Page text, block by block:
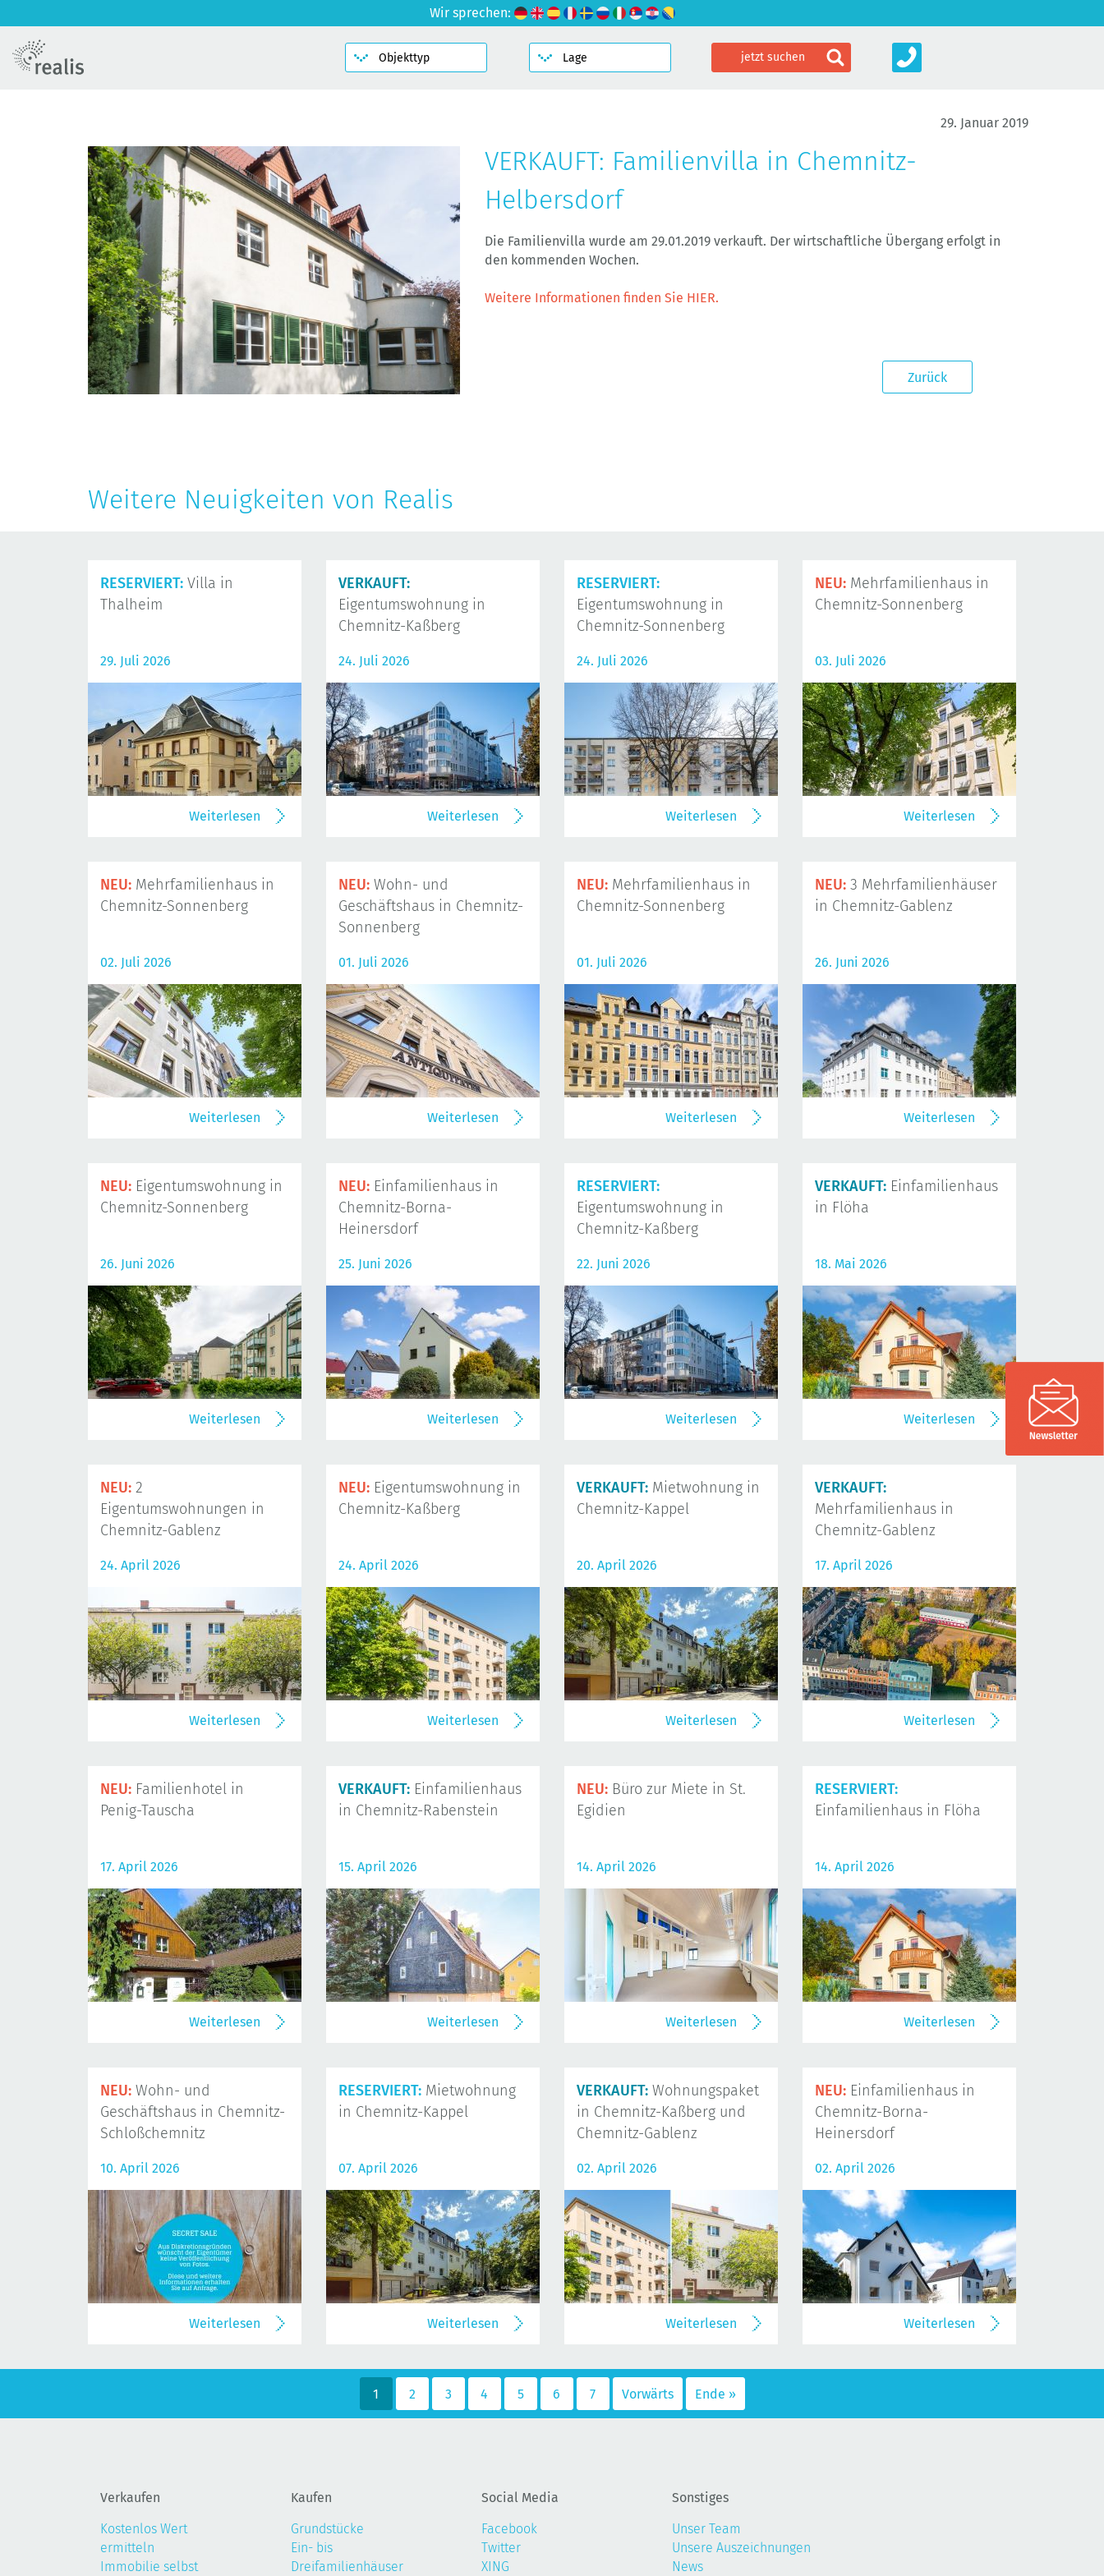
Wir sprechen:
29. Januar 2019
VERKAUFT: Familienvilla in Chemnitz-
Helbersdorf
Die Familienvilla wurde am 29.01.2019 verkauft. Der wirtschaftliche Übergang erfolgt in
den kommenden Wochen.
Weitere Informationen finden Sie HIER.
Zurück
Weitere Neuigkeiten von Realis
RESERVIERT: Villa in
Thalheim
29. Juli 2026
Weiterlesen
VERKAUFT:
Eigentumswohnung in
Chemnitz-Kaßberg
24. Juli 2026
Weiterlesen
RESERVIERT:
Eigentumswohnung in
Chemnitz-Sonnenberg
24. Juli 2026
Weiterlesen
NEU: Mehrfamilienhaus in
Chemnitz-Sonnenberg
03. Juli 2026
Weiterlesen
NEU: Mehrfamilienhaus in
Chemnitz-Sonnenberg
02. Juli 2026
Weiterlesen
NEU: Wohn- und
Geschäftshaus in Chemnitz-
Sonnenberg
01. Juli 2026
Weiterlesen
NEU: Mehrfamilienhaus in
Chemnitz-Sonnenberg
01. Juli 2026
Weiterlesen
NEU: 3 Mehrfamilienhäuser
in Chemnitz-Gablenz
26. Juni 2026
Weiterlesen
NEU: Eigentumswohnung in
Chemnitz-Sonnenberg
26. Juni 2026
Weiterlesen
NEU: Einfamilienhaus in
Chemnitz-Borna-
Heinersdorf
25. Juni 2026
Weiterlesen
RESERVIERT:
Eigentumswohnung in
Chemnitz-Kaßberg
22. Juni 2026
Weiterlesen
VERKAUFT: Einfamilienhaus
in Flöha
18. Mai 2026
Weiterlesen
NEU: 2
Eigentumswohnungen in
Chemnitz-Gablenz
24. April 2026
Weiterlesen
NEU: Eigentumswohnung in
Chemnitz-Kaßberg
24. April 2026
Weiterlesen
VERKAUFT: Mietwohnung in
Chemnitz-Kappel
20. April 2026
Weiterlesen
VERKAUFT:
Mehrfamilienhaus in
Chemnitz-Gablenz
17. April 2026
Weiterlesen
NEU: Familienhotel in
Penig-Tauscha
17. April 2026
Weiterlesen
VERKAUFT: Einfamilienhaus
in Chemnitz-Rabenstein
15. April 2026
Weiterlesen
NEU: Büro zur Miete in St.
Egidien
14. April 2026
Weiterlesen
RESERVIERT:
Einfamilienhaus in Flöha
14. April 2026
Weiterlesen
NEU: Wohn- und
Geschäftshaus in Chemnitz-
Schloßchemnitz
10. April 2026
Weiterlesen
RESERVIERT: Mietwohnung
in Chemnitz-Kappel
07. April 2026
Weiterlesen
VERKAUFT: Wohnungspaket
in Chemnitz-Kaßberg und
Chemnitz-Gablenz
02. April 2026
Weiterlesen
NEU: Einfamilienhaus in
Chemnitz-Borna-
Heinersdorf
02. April 2026
Weiterlesen
1 2 3 4 5 6 7 Vorwärts Ende »
Verkaufen
Kostenlos Wert
ermitteln
Immobilie selbst
Kaufen
Grundstücke
Ein- bis
Dreifamilienhäuser
Social Media
Facebook
Twitter
XING
Sonstiges
Unser Team
Unsere Auszeichnungen
News